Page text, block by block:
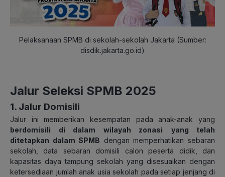
Pelaksanaan SPMB di sekolah-sekolah Jakarta (Sumber:
disdik.jakarta.go.id)
Jalur Seleksi SPMB 2025
1. Jalur Domisili
Jalur ini memberikan kesempatan pada anak-anak yang
berdomisili di dalam wilayah zonasi
yang telah
ditetapkan dalam SPMB dengan memperhatikan sebaran
sekolah, data sebaran domisili calon peserta didik, dan
kapasitas daya tampung sekolah yang disesuaikan dengan
ketersediaan jumlah anak usia sekolah pada setiap jenjang di